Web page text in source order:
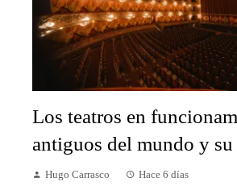
Los teatros en
antiguos del mundo y
Hugo Carrasco Hace 6 días